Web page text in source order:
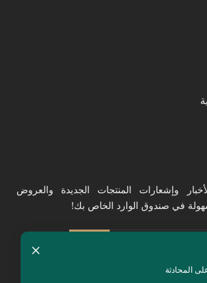
المحادثة
×
وإشعارات المنتجات الجديدة والعروض
في صندوق الوارد الخاص بك!